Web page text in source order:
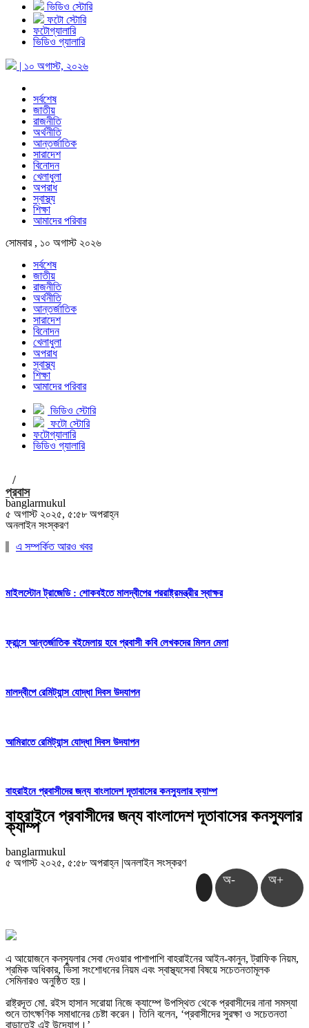
ভিডিও স্টোরি
ফটো স্টোরি
ফটোগ্যালারি
ভিডিও গ্যালারি
| ১০ অগাস্ট, ২০২৬
সর্বশেষ
জাতীয়
রাজনীতি
অর্থনীতি
আন্তর্জাতিক
সারাদেশ
বিনোদন
খেলাধুলা
অপরাধ
স্বাস্থ্য
শিক্ষা
আমাদের পরিবার
সোমবার , ১০ অগাস্ট ২০২৬
সর্বশেষ
জাতীয়
রাজনীতি
অর্থনীতি
আন্তর্জাতিক
সারাদেশ
বিনোদন
খেলাধুলা
অপরাধ
স্বাস্থ্য
শিক্ষা
আমাদের পরিবার
ভিডিও স্টোরি
ফটো স্টোরি
ফটোগ্যালারি
ভিডিও গ্যালারি
/
প্রবাস
banglarmukul
৫ অগাস্ট ২০২৫, ৫:৫৮ অপরাহ্ন
অনলাইন সংস্করণ
এ সম্পর্কিত আরও খবর
মাইলস্টোন ট্রাজেডি : শোকবইতে মালদ্বীপের পররাষ্ট্রমন্ত্রীর স্বাক্ষর
ফ্রান্সে আন্তর্জাতিক বইমেলায় হবে প্রবাসী কবি লেখকদের মিলন মেলা
মালদ্বীপে রেমিট্যান্স যোদ্ধা দিবস উদযাপন
আমিরাতে রেমিট্যান্স যোদ্ধা দিবস উদযাপন
বাহরাইনে প্রবাসীদের জন্য বাংলাদেশ দূতাবাসের কনস্যুলার ক্যাম্প
বাহরাইনে প্রবাসীদের জন্য বাংলাদেশ দূতাবাসের কনস্যুলার
ক্যাম্প
banglarmukul
৫ অগাস্ট ২০২৫, ৫:৫৮ অপরাহ্ন |অনলাইন সংস্করণ
অ- অ+
এ আয়োজনে কনস্যুলার সেবা দেওয়ার পাশাপাশি বাহরাইনের আইন-কানুন, ট্রাফিক নিয়ম,
শ্রমিক অধিকার, ভিসা সংশোধনের নিয়ম এবং স্বাস্থ্যসেবা বিষয়ে সচেতনতামূলক
সেমিনারও অনুষ্ঠিত হয়।
রাষ্ট্রদূত মো. রইস হাসান সরোয়া নিজে ক্যাম্পে উপস্থিত থেকে প্রবাসীদের নানা সমস্যা
শুনে তাৎক্ষণিক সমাধানের চেষ্টা করেন। তিনি বলেন, ‘প্রবাসীদের সুরক্ষা ও সচেতনতা
বাড়াতেই এই উদ্যোগ।’